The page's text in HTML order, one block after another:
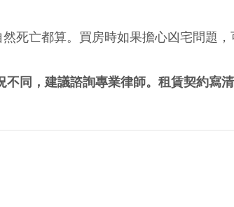
死亡都算。買房時如果擔心凶宅問題，
同，建議諮詢專業律師。租賃契約寫